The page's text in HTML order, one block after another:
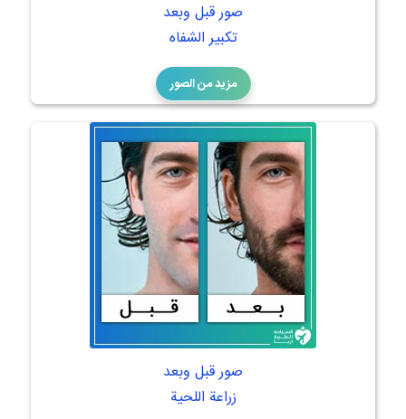
صور قبل وبعد
تكبير الشفاه
مزيد من الصور
صور قبل وبعد
زراعة اللحية